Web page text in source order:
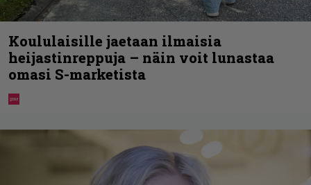
Koululaisille jaetaan ilmaisia
heijastinreppuja – näin voit lunastaa
omasi S-marketista